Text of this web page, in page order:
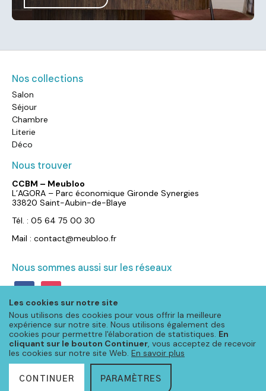
Les cookies sur notre site
Nous utilisons des cookies pour vous offrir la meilleure
expérience sur notre site. Nous utilisons également des
cookies pour permettre l'élaboration de statistiques. En
cliquant sur le bouton Continuer, vous acceptez de recevoir
les cookies sur notre site Web. En savoir plus
CONTINUER PARAMÈTRES
Nos collections
Salon
Séjour
Chambre
Literie
Déco
Nous trouver
CCBM – Meubloo
L’AGORA – Parc économique Gironde Synergies
33820 Saint-Aubin-de-Blaye
Tél. : 05 64 75 00 30
Mail : contact@meubloo.fr
Nous sommes aussi sur les réseaux
facebookinstagram